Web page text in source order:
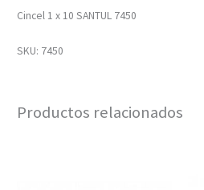
Cincel 1 x 10 SANTUL 7450
SKU: 7450
Productos relacionados